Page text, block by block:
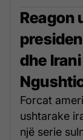
Reagon
dhe
Forcat
ushtarake
një serie